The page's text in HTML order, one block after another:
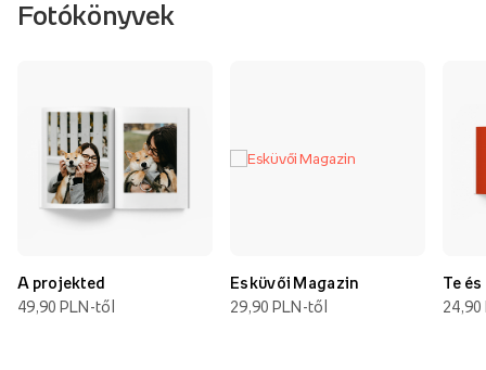
Fotókönyvek
A projekted
49,90 PLN-től
Esküvői Magazin
29,90 PLN-től
Te